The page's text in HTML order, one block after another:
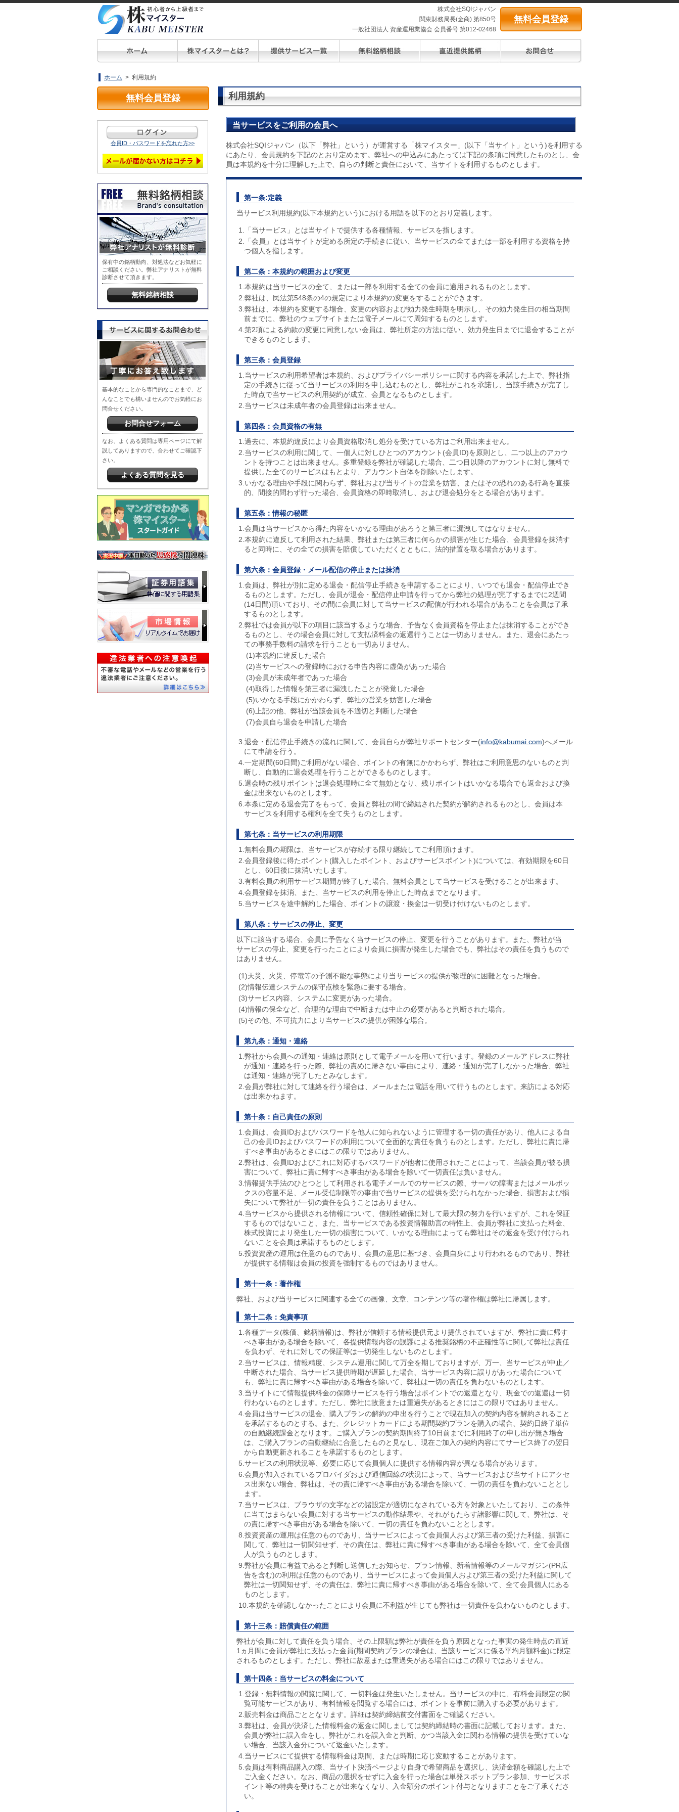
株式会社SQIジャパン
関東財務局長(金商) 第850号
一般社団法人 資産運用業協会 会員番号 第012-02468
無料会員登録
ホーム > 利用規約
無料会員登録
会員ID・パスワードを忘れた方>>
保有中の銘柄動向、対処法などお気軽に
ご相談ください。弊社アナリストが無料
診断させて頂きます。
無料銘柄相談
基本的なことから専門的なことまで、ど
んなことでも構いませんのでお気軽にお
問合せください。
お問合せフォーム
なお、よくある質問は専用ページにて解
説してありますので、合わせてご確認下
さい。
よくある質問を見る
利用規約
当サービスをご利用の会員へ
株式会社SQIジャパン（以下「弊社」という）が運営する「株マイスター」(以下「当サイト」という)を利用する
にあたり、会員規約を下記のとおり定めます。弊社への申込みにあたっては下記の条項に同意したものとし、会
員は本規約を十分に理解した上で、自らの判断と責任において、当サイトを利用するものとします。
第一条:定義
当サービス利用規約(以下本規約という)における用語を以下のとおり定義します。
1.「当サービス」とは当サイトで提供する各種情報、サービスを指します。
2.「会員」とは当サイトが定める所定の手続きに従い、当サービスの全てまたは一部を利用する資格を持
つ個人を指します。
第二条：本規約の範囲および変更
1.本規約は当サービスの全て、または一部を利用する全ての会員に適用されるものとします。
2.弊社は、民法第548条の4の規定により本規約の変更をすることができます。
3.弊社は、本規約を変更する場合、変更の内容および効力発生時期を明示し、その効力発生日の相当期間
前までに、弊社のウェブサイトまたは電子メールにて周知するものとします。
4.第2項による約款の変更に同意しない会員は、弊社所定の方法に従い、効力発生日までに退会することが
できるものとします。
第三条：会員登録
1.当サービスの利用希望者は本規約、およびプライバシーポリシーに関する内容を承諾した上で、弊社指
定の手続きに従って当サービスの利用を申し込むものとし、弊社がこれを承諾し、当該手続きが完了し
た時点で当サービスの利用契約が成立、会員となるものとします。
2.当サービスは未成年者の会員登録は出来ません。
第四条：会員資格の有無
1.過去に、本規約違反により会員資格取消し処分を受けている方はご利用出来ません。
2.当サービスの利用に関して、一個人に対しひとつのアカウント(会員ID)を原則とし、二つ以上のアカウ
ントを持つことは出来ません。多重登録を弊社が確認した場合、二つ目以降のアカウントに対し無料で
提供した全てのサービスはもとより、アカウント自体を削除いたします。
3.いかなる理由や手段に関わらず、弊社および当サイトの営業を妨害、またはその恐れのある行為を直接
的、間接的問わず行った場合、会員資格の即時取消し、および退会処分をとる場合があります。
第五条：情報の秘匿
1.会員は当サービスから得た内容をいかなる理由があろうと第三者に漏洩してはなりません。
2.本規約に違反して利用された結果、弊社または第三者に何らかの損害が生じた場合、会員登録を抹消す
ると同時に、その全ての損害を賠償していただくとともに、法的措置を取る場合があります。
第六条：会員登録・メール配信の停止または抹消
1.会員は、弊社が別に定める退会・配信停止手続きを申請することにより、いつでも退会・配信停止でき
るものとします。ただし、会員が退会・配信停止申請を行ってから弊社の処理が完了するまでに2週間
(14日間)頂いており、その間に会員に対して当サービスの配信が行われる場合があることを会員は了承
するものとします。
2.弊社では会員が以下の項目に該当するような場合、予告なく会員資格を停止または抹消することができ
るものとし、その場合会員に対して支払済料金の返還行うことは一切ありません。また、退会にあたっ
ての事務手数料の請求を行うことも一切ありません。
(1)本規約に違反した場合
(2)当サービスへの登録時における申告内容に虚偽があった場合
(3)会員が未成年者であった場合
(4)取得した情報を第三者に漏洩したことが発覚した場合
(5)いかなる手段にかかわらず、弊社の営業を妨害した場合
(6)上記の他、弊社が当該会員を不適切と判断した場合
(7)会員自ら退会を申請した場合
3.退会・配信停止手続きの流れに関して、会員自らが弊社サポートセンター(info@kabumai.com)へメール
にて申請を行う。
4.一定期間(60日間)ご利用がない場合、ポイントの有無にかかわらず、弊社はご利用意思のないものと判
断し、自動的に退会処理を行うことができるものとします。
5.退会時の残りポイントは退会処理時に全て無効となり、残りポイントはいかなる場合でも返金および換
金は出来ないものとします。
6.本条に定める退会完了をもって、会員と弊社の間で締結された契約が解約されるものとし、会員は本
サービスを利用する権利を全て失うものとします。
第七条：当サービスの利用期限
1.無料会員の期限は、当サービスが存続する限り継続してご利用頂けます。
2.会員登録後に得たポイント(購入したポイント、およびサービスポイント)については、有効期限を60日
とし、60日後に抹消いたします。
3.有料会員の利用サービス期間が終了した場合、無料会員として当サービスを受けることが出来ます。
4.会員登録を抹消、また、当サービスの利用を停止した時点までとなります。
5.当サービスを途中解約した場合、ポイントの譲渡・換金は一切受け付けないものとします。
第八条：サービスの停止、変更
以下に該当する場合、会員に予告なく当サービスの停止、変更を行うことがあります。また、弊社が当
サービスの停止、変更を行ったことにより会員に損害が発生した場合でも、弊社はその責任を負うもので
はありません。
(1)天災、火災、停電等の予測不能な事態により当サービスの提供が物理的に困難となった場合。
(2)情報伝達システムの保守点検を緊急に要する場合。
(3)サービス内容、システムに変更があった場合。
(4)情報の保全など、合理的な理由で中断または中止の必要があると判断された場合。
(5)その他、不可抗力により当サービスの提供が困難な場合。
第九条：通知・連絡
1.弊社から会員への通知・連絡は原則として電子メールを用いて行います。登録のメールアドレスに弊社
が通知・連絡を行った際、弊社の責めに帰さない事由により、連絡・通知が完了しなかった場合、弊社
は通知・連絡が完了したとみなします。
2.会員が弊社に対して連絡を行う場合は、メールまたは電話を用いて行うものとします。来訪による対応
は出来かねます。
第十条：自己責任の原則
1.会員は、会員IDおよびパスワードを他人に知られないように管理する一切の責任があり、他人による自
己の会員IDおよびパスワードの利用について全面的な責任を負うものとします。ただし、弊社に責に帰
すべき事由があるときにはこの限りではありません。
2.弊社は、会員IDおよびこれに対応するパスワードが他者に使用されたことによって、当該会員が被る損
害について、弊社に責に帰すべき事由がある場合を除いて一切責任は負いません。
3.情報提供手法のひとつとして利用される電子メールでのサービスの際、サーバの障害またはメールボッ
クスの容量不足、メール受信制限等の事由で当サービスの提供を受けられなかった場合、損害および損
失について弊社が一切の責任を負うことはありません。
4.当サービスから提供される情報について、信頼性確保に対して最大限の努力を行いますが、これを保証
するものではないこと、また、当サービスである投資情報助言の特性上、会員が弊社に支払った料金、
株式投資により発生した一切の損害について、いかなる理由によっても弊社はその返金を受け付けられ
ないことを会員は承諾するものとします。
5.投資資産の運用は任意のものであり、会員の意思に基づき、会員自身により行われるものであり、弊社
が提供する情報は会員の投資を強制するものではありません。
第十一条：著作権
弊社、および当サービスに関連する全ての画像、文章、コンテンツ等の著作権は弊社に帰属します。
第十二条：免責事項
1.各種データ(株価、銘柄情報)は、弊社が信頼する情報提供元より提供されていますが、弊社に責に帰す
べき事由がある場合を除いて、各提供情報内容の誤謬による推奨銘柄の不正確性等に関して弊社は責任
を負わず、それに対しての保証等は一切発生しないものとします。
2.当サービスは、情報精度、システム運用に関して万全を期しておりますが、万一、当サービスが中止／
中断された場合、当サービス提供時期が遅延した場合、当サービス内容に誤りがあった場合について
も、弊社に責に帰すべき事由がある場合を除いて、弊社は一切の責任を負わないものとします。
3.当サイトにて情報提供料金の保障サービスを行う場合はポイントでの返還となり、現金での返還は一切
行わないものとします。ただし、弊社に故意または重過失があるときにはこの限りではありません。
4.会員は当サービスの退会、購入プランの解約の申出を行うことで現在加入の契約内容を解約されること
を承諾するものとする。また、クレジットカードによる期間契約プランを購入の場合、契約日終了単位
の自動継続課金となります。ご購入プランの契約期間終了10日前までに利用終了の申し出が無き場合
は、ご購入プランの自動継続に合意したものと見なし、現在ご加入の契約内容にてサービス終了の翌日
から自動更新されることを承諾するものとします。
5.サービスの利用状況等、必要に応じて会員個人に提供する情報内容が異なる場合があります。
6.会員が加入されているプロバイダおよび通信回線の状況によって、当サービスおよび当サイトにアクセ
ス出来ない場合、弊社は、その責に帰すべき事由がある場合を除いて、一切の責任を負わないこととし
ます。
7.当サービスは、ブラウザの文字などの諸設定が適切になされている方を対象といたしており、この条件
に当てはまらない会員に対する当サービスの動作結果や、それがもたらす諸影響に関して、弊社は、そ
の責に帰すべき事由がある場合を除いて、一切の責任を負わないこととします。
8.投資資産の運用は任意のものであり、当サービスによって会員個人および第三者の受けた利益、損害に
関して、弊社は一切関知せず、その責任は、弊社に責に帰すべき事由がある場合を除いて、全て会員個
人が負うものとします。
9.弊社が会員に有益であると判断し送信したお知らせ、プラン情報、新着情報等のメールマガジン(PR広
告を含む)の利用は任意のものであり、当サービスによって会員個人および第三者の受けた利益に関して
弊社は一切関知せず、その責任は、弊社に責に帰すべき事由がある場合を除いて、全て会員個人にある
ものとします。
10.本規約を確認しなかったことにより会員に不利益が生じても弊社は一切責任を負わないものとします。
第十三条：賠償責任の範囲
弊社が会員に対して責任を負う場合、その上限額は弊社が責任を負う原因となった事実の発生時点の直近
1ヵ月間に会員が弊社に支払った金員(期間契約プランの場合は、当該サービスに係る平均月額料金)に限定
されるものとします。ただし、弊社に故意または重過失がある場合にはこの限りではありません。
第十四条：当サービスの料金について
1.登録・無料情報の閲覧に関して、一切料金は発生いたしません。当サービスの中に、有料会員限定の閲
覧可能サービスがあり、有料情報を閲覧する場合には、ポイントを事前に購入する必要があります。
2.販売料金は商品ごととなります。詳細は契約締結前交付書面をご確認ください。
3.弊社は、会員が決済した情報料金の返金に関しましては契約締結時の書面に記載しております。また、
会員が弊社に誤入金をし、弊社がこれを誤入金と判断、かつ当該入金に関わる情報の提供を受けていな
い場合、当該入金分について返金いたします。
4.当サービスにて提供する情報料金は期間、または時期に応じ変動することがあります。
5.会員は有料商品購入の際、当サイト決済ページより自身で希望商品を選択し、決済金額を確認した上で
ご入金ください。なお、商品の選択をせずに入金を行った場合は単発スポットプラン参加、サービスポ
イント等の特典を受けることが出来なくなり、入金額分のポイント付与となりますことをご了承くださ
い。